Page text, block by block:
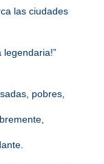
las ciudades
legendaria!”
pobres,